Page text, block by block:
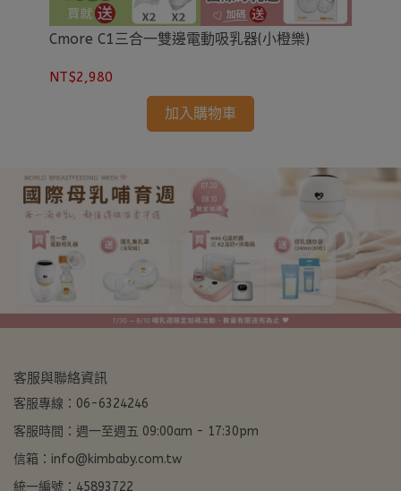
Cmore C1三合一雙邊電動吸乳器(小橙樂)
NT$2,980
加入購物車
客服與聯絡資訊
客服專線：06-6324246
客服時間：週一至週五 09:00am - 17:30pm
信箱：info@kimbaby.com.tw
統一編號：45893722